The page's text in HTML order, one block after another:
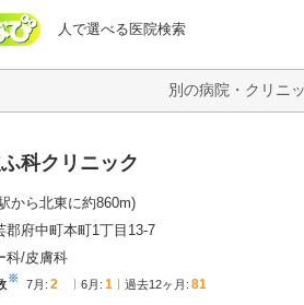
人で選べる医院検索
病院なび
科クリニック
から北東に約860m)
郡府中町本町1丁目13-7
科 皮膚科
※ 7月 : 2 6月 : 1 過去12ヶ月: 81